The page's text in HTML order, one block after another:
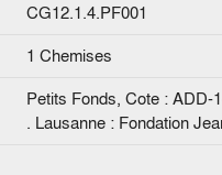
CG12.1.4.PF001
1 Chemises
Petits Fonds, Cote : ADD-
. Lausanne : Fondation